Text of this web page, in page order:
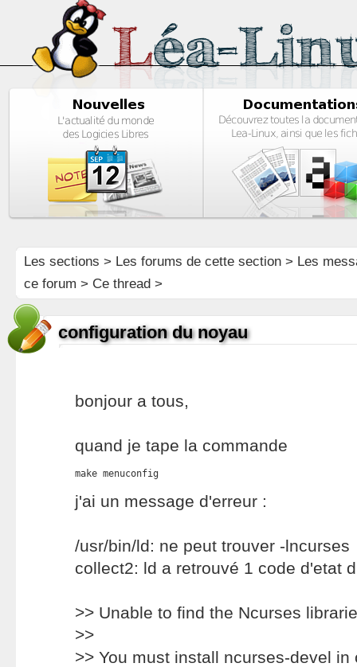
Les sections > Les forums de cette section> Les
ce forum > Ce thread >
configuration du noyau
bonjour a tous,
quand je tape la commande
make menuconfig
j'ai un message d'erreur :
/usr/bin/ld: ne peut trouver -lncurses
collect2: ld a retrouvé 1 code d'etat
>> Unable to find the Ncurses
>>
>> You must install ncurses-devel in